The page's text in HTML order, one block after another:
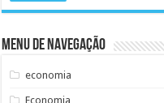
Menu de Navegação
economia
Economia